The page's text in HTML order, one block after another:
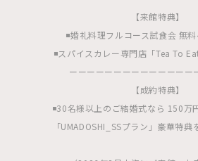
【来館特典】
◾️婚礼料理フルコース試食会 無
◾️スパイスカレー専門店「Tea To
ーーーーーーーーーーーーーー
【成約特典】
◾️30名様以上のご結婚式なら 150万
「UMADOSHI_SSプラン」豪華特典